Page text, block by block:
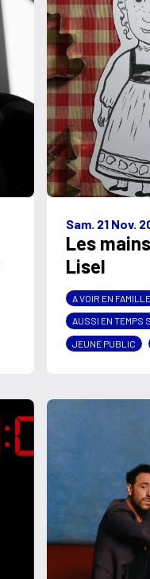
Sam. 21 Nov.
Les
Lisel
A VOIR EN FAMILLE
AUSSI EN TEMPS
JEUNE PUBLIC